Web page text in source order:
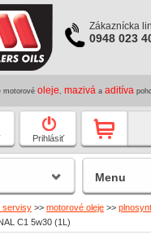
Zákaznícka
0948 023
motorové oleje mazivá a aditíva
Prihlásiť
servisy >> motorové oleje >>
C1 5w30 (1L)
Menu